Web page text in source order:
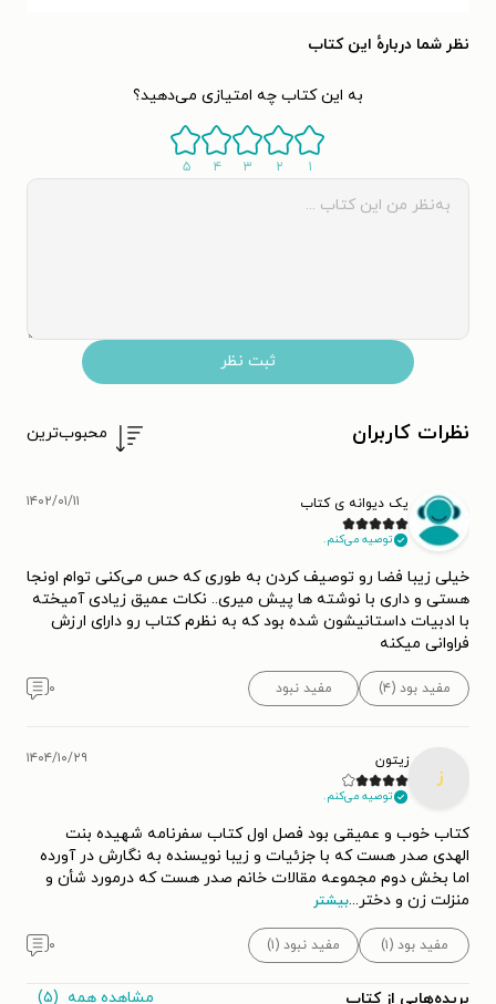
نظر شما دربارهٔ این کتاب
به این کتاب چه امتیازی می‌دهید؟
۱ ۲ ۳ ۴ ۵
ثبت نظر
نظرات کاربران محبوب‌ترین
یک دیوانه ی کتاب
توصیه می‌کنم.
۱۴۰۲/۰۱/۱۱
خیلی زیبا فضا رو توصیف کردن به طوری که حس می‌کنی توام اونجا
هستی و داری با نوشته ها پیش میری.. نکات عمیق زیادی آمیخته
با ادبیات داستانیشون شده بود که به نظرم کتاب رو دارای ارزش
فراوانی میکنه
مفید بود (۴) مفید نبود ۰
ز
زیتون
توصیه می‌کنم.
۱۴۰۴/۱۰/۲۹
کتاب خوب و عمیقی بود فصل اول کتاب سفرنامه شهیده بنت
الهدی صدر هست که با جزئیات و زیبا نویسنده به نگارش در آورده
اما بخش دوم مجموعه مقالات خانم صدر هست که درمورد شأن و
منزلت زن و دختر...بیشتر
مفید بود (۱) مفید نبود (۱) ۰
بریده‌هایی از کتاب مشاهده همه (۵)